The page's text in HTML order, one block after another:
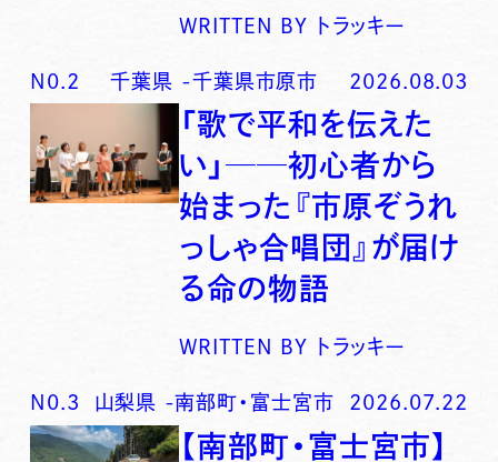
WRITTEN BY トラッキー
N0. 2 千葉県 -千葉県市原市 2026.08.03
「歌で平和を伝えた
い」──初心者から
始まった『市原ぞうれ
っしゃ合唱団』が届け
る命の物語
WRITTEN BY トラッキー
N0. 3 山梨県 -南部町・富士宮市 2026.07.22
【南部町・富士宮市】